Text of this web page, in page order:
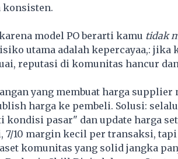
konsisten.
model PO berarti kamu tidak
utama adalah kepercayaa,: jika
reputasi di komunitas hancur
yang membuat harga supplier
harga ke pembeli. Solusi:
kondisi pasar" dan update harga
7/10 margin kecil per transaksi, tapi
komunitas yang solid jangka